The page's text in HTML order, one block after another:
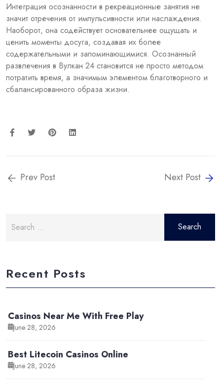
Интеграция осознанности в рекреационные занятия не
значит отречения от импульсивности или наслаждения.
Наоборот, она содействует основательнее ощущать и
ценить моменты досуга, создавая их более
содержательными и запоминающимися. Осознанный
развлечения в Вулкан 24 становится не просто методом
потратить время, а значимым элементом благотворного и
сбалансированного образа жизни.
Prev Post Next Post
for:
Recent Posts
Casinos Near Me With Free Play
June 28, 2026
Best Litecoin Casinos Online
June 28, 2026